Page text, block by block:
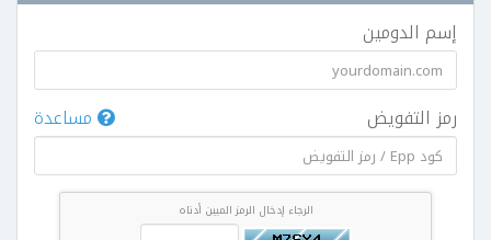
إسم الدومين
رمز التفويض مساعدة
الرجاء إدخال الرمز المبين أدناه